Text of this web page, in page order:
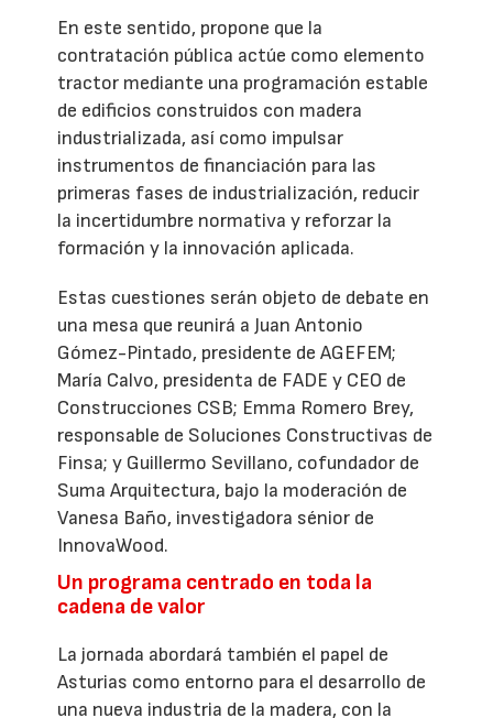
En este sentido, propone que la
contratación pública actúe como elemento
tractor mediante una programación estable
de edificios construidos con madera
industrializada, así como impulsar
instrumentos de financiación para las
primeras fases de industrialización, reducir
la incertidumbre normativa y reforzar la
formación y la innovación aplicada.
Estas cuestiones serán objeto de debate en
una mesa que reunirá a Juan Antonio
Gómez-Pintado, presidente de AGEFEM;
María Calvo, presidenta de FADE y CEO de
Construcciones CSB; Emma Romero Brey,
responsable de Soluciones Constructivas de
Finsa; y Guillermo Sevillano, cofundador de
Suma Arquitectura, bajo la moderación de
Vanesa Baño, investigadora sénior de
InnovaWood.
Un programa centrado en toda la
cadena de valor
La jornada abordará también el papel de
Asturias como entorno para el desarrollo de
una nueva industria de la madera, con la